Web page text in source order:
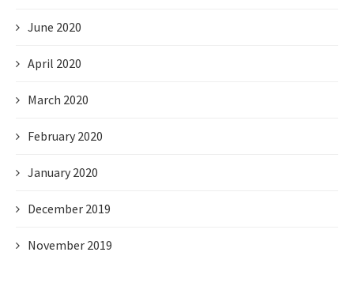
June 2020
April 2020
March 2020
February 2020
January 2020
December 2019
November 2019